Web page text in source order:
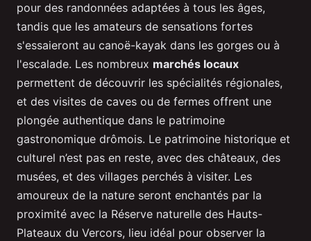
pour des randonnées adaptées à tous les âges,
tandis que les amateurs de sensations fortes
s'essaieront au canoë-kayak dans les gorges ou à
l'escalade. Les nombreux marchés locaux
permettent de découvrir les spécialités régionales,
et des visites de caves ou de fermes offrent une
plongée authentique dans le patrimoine
gastronomique drômois. Le patrimoine historique et
culturel n’est pas en reste, avec des châteaux, des
musées, et des villages perchés à visiter. Les
amoureux de la nature seront enchantés par la
proximité avec la Réserve naturelle des Hauts-
Plateaux du Vercors, lieu idéal pour observer la